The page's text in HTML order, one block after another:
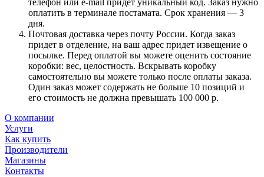
телефон или e-mail придет уникальный код. Заказ нужно
оплатить в терминале постамата. Срок хранения — 3
дня.
Почтовая доставка через почту России. Когда заказ
придет в отделение, на ваш адрес придет извещение о
посылке. Перед оплатой вы можете оценить состояние
коробки: вес, целостность. Вскрывать коробку
самостоятельно вы можете только после оплаты заказа.
Один заказ может содержать не больше 10 позиций и
его стоимость не должна превышать 100 000 р.
О компании
Услуги
Как купить
Производители
Магазины
Контакты